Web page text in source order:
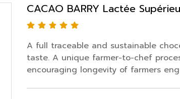
CACAO BARRY Lactée
A full traceable and sustainable
taste. A unique farmer-to-chef
encouraging longevity of farmers